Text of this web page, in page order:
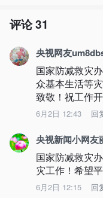
评论31
央视网友
国家防减救灾
众基本生活等
致敬！祝工作
6月2日 12:43 回
央视新闻小网
国家防减救灾
灾工作！希望
6月2日 12:15 回